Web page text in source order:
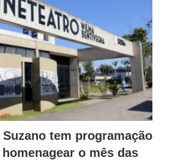
tem programação
o mês das